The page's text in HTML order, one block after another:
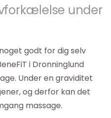
under
godt for dig selv
i Dronninglund
Under en graviditet
og derfor kan det
massage.